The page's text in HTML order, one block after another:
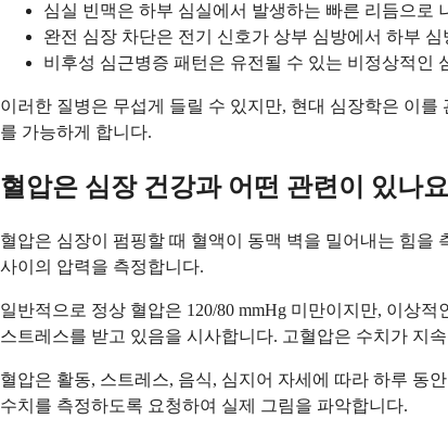
심실 빈맥은 하부 심실에서 발생하는 빠른 리듬으로
완전 심장 차단은 전기 신호가 상부 심방에서 하부
비후성 심근병증 패턴은 유전될 수 있는 비정상적인
이러한 질병은 무섭게 들릴 수 있지만, 현대 심장학은 이
를 가능하게 합니다.
혈압은 심장 건강과 어떤 관련이 있나
혈압은 심장이 펌핑할 때 혈액이 동맥 벽을 밀어내는 힘을
사이의 압력을 측정합니다.
일반적으로 정상 혈압은 120/80 mmHg 미만이지만, 이상
스트레스를 받고 있음을 시사합니다. 고혈압은 수치가 지
혈압은 활동, 스트레스, 음식, 심지어 자세에 따라 하루 동
수치를 측정하도록 요청하여 실제 그림을 파악합니다.